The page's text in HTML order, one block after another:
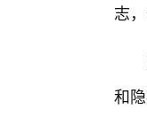
志
和